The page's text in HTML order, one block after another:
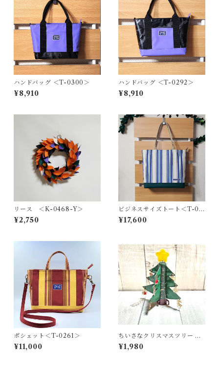
ハンドバッグ ＜T-0300＞
¥8,910
ハンドバッグ ＜T-0292＞
¥8,910
リース ＜K-0468-Y＞
¥2,750
ビジネスサイズトート＜T-02
24＞
¥17,600
ポシェット＜T-0261＞
¥11,000
ちいさなクリスマスツリー ＜
K-0691＞
¥1,980